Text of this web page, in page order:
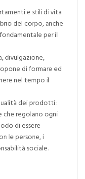
e stili di vita
del corpo, anche
per il
divulgazione,
di formare ed
nel tempo il
dei prodotti:
che regolano ogni
di essere
le persone, i
sociale.